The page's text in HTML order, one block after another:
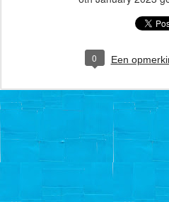
0 Een